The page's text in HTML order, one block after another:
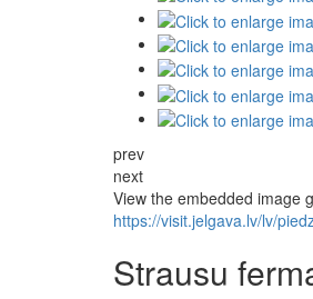
prev
next
View the embedded image
https://visit.jelgava.lv/lv/
Strausu